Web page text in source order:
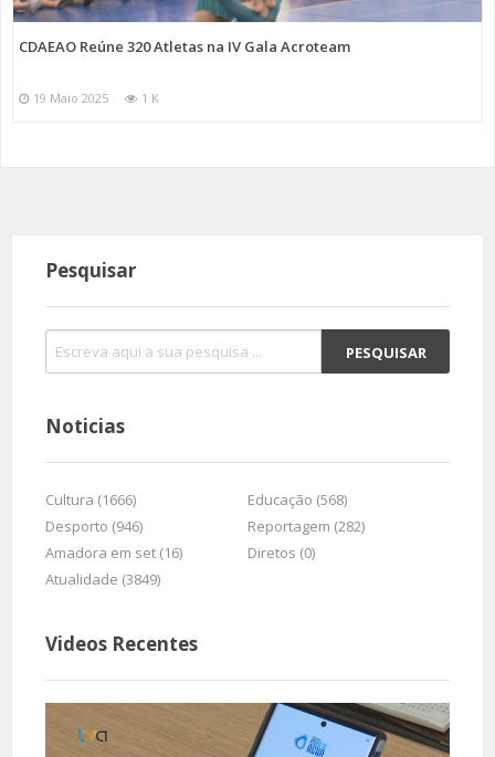
CDAEAO Reúne 320 Atletas na IV Gala Acroteam
19 Maio 2025 1 K
Pesquisar
Noticias
Cultura (1666)
Educação (568)
Desporto (946)
Reportagem (282)
Amadora em set (16)
Diretos (0)
Atualidade (3849)
Videos Recentes